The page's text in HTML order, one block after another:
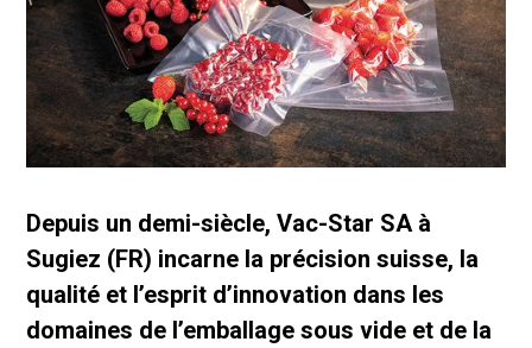
Depuis un demi-siècle, Vac-Star SA à
Sugiez (FR) incarne la précision suisse, la
qualité et l’esprit d’innovation dans les
domaines de l’emballage sous vide et de la